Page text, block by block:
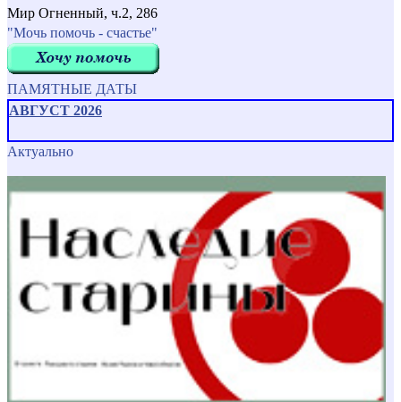
Мир Огненный, ч.2, 286
"Мочь помочь - счастье"
ПАМЯТНЫЕ ДАТЫ
АВГУСТ 2026
Актуально